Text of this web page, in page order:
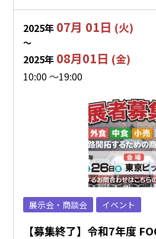
2025年 07月 01日 (火)
〜
2025年 08月01日 (金)
10:00 ～19:00
展示会・商談会 イベント
【募集終了】令和7年度